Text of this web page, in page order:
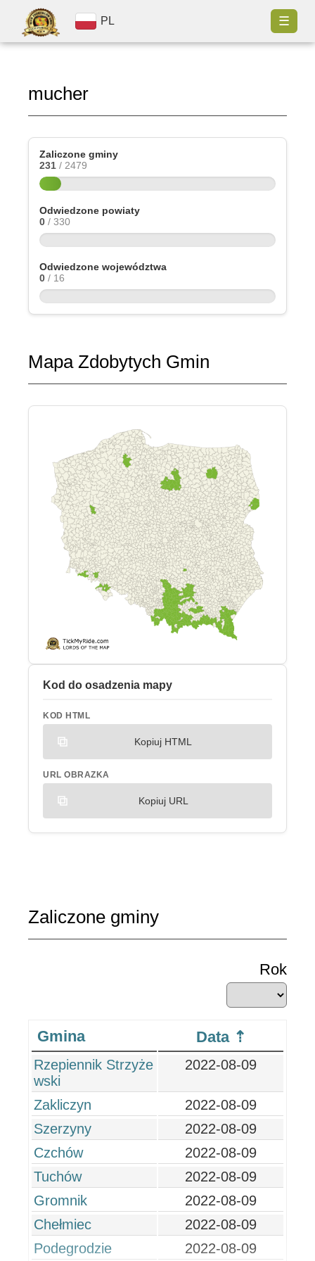
PL ☰
mucher
Zaliczone gminy
231 / 2479
Odwiedzone powiaty
0 / 330
Odwiedzone województwa
0 / 16
Mapa Zdobytych Gmin
Kod do osadzenia mapy
KOD HTML
Kopiuj HTML
URL OBRAZKA
Kopiuj URL
Zaliczone gminy
Rok
Gmina Data
Rzepiennik Strzyże
wski
2022-08-09
Zakliczyn
2022-08-09
Szerzyny
2022-08-09
Czchów
2022-08-09
Tuchów
2022-08-09
Gromnik
2022-08-09
Chełmiec
2022-08-09
Podegrodzie
2022-08-09